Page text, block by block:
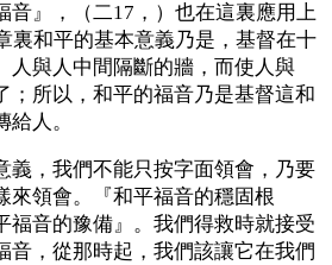
音』，（二17，）也在這裏應用上
裏和平的基本意義乃是，基督在十
人與人中間隔斷的牆，而使人與
；所以，和平的福音乃是基督這和
人。
義，我們不能只按字面領會，乃要
來領會。『和平福音的穩固根
福音的豫備』。我們得救時就接受
音，從那時起，我們該讓它在我們